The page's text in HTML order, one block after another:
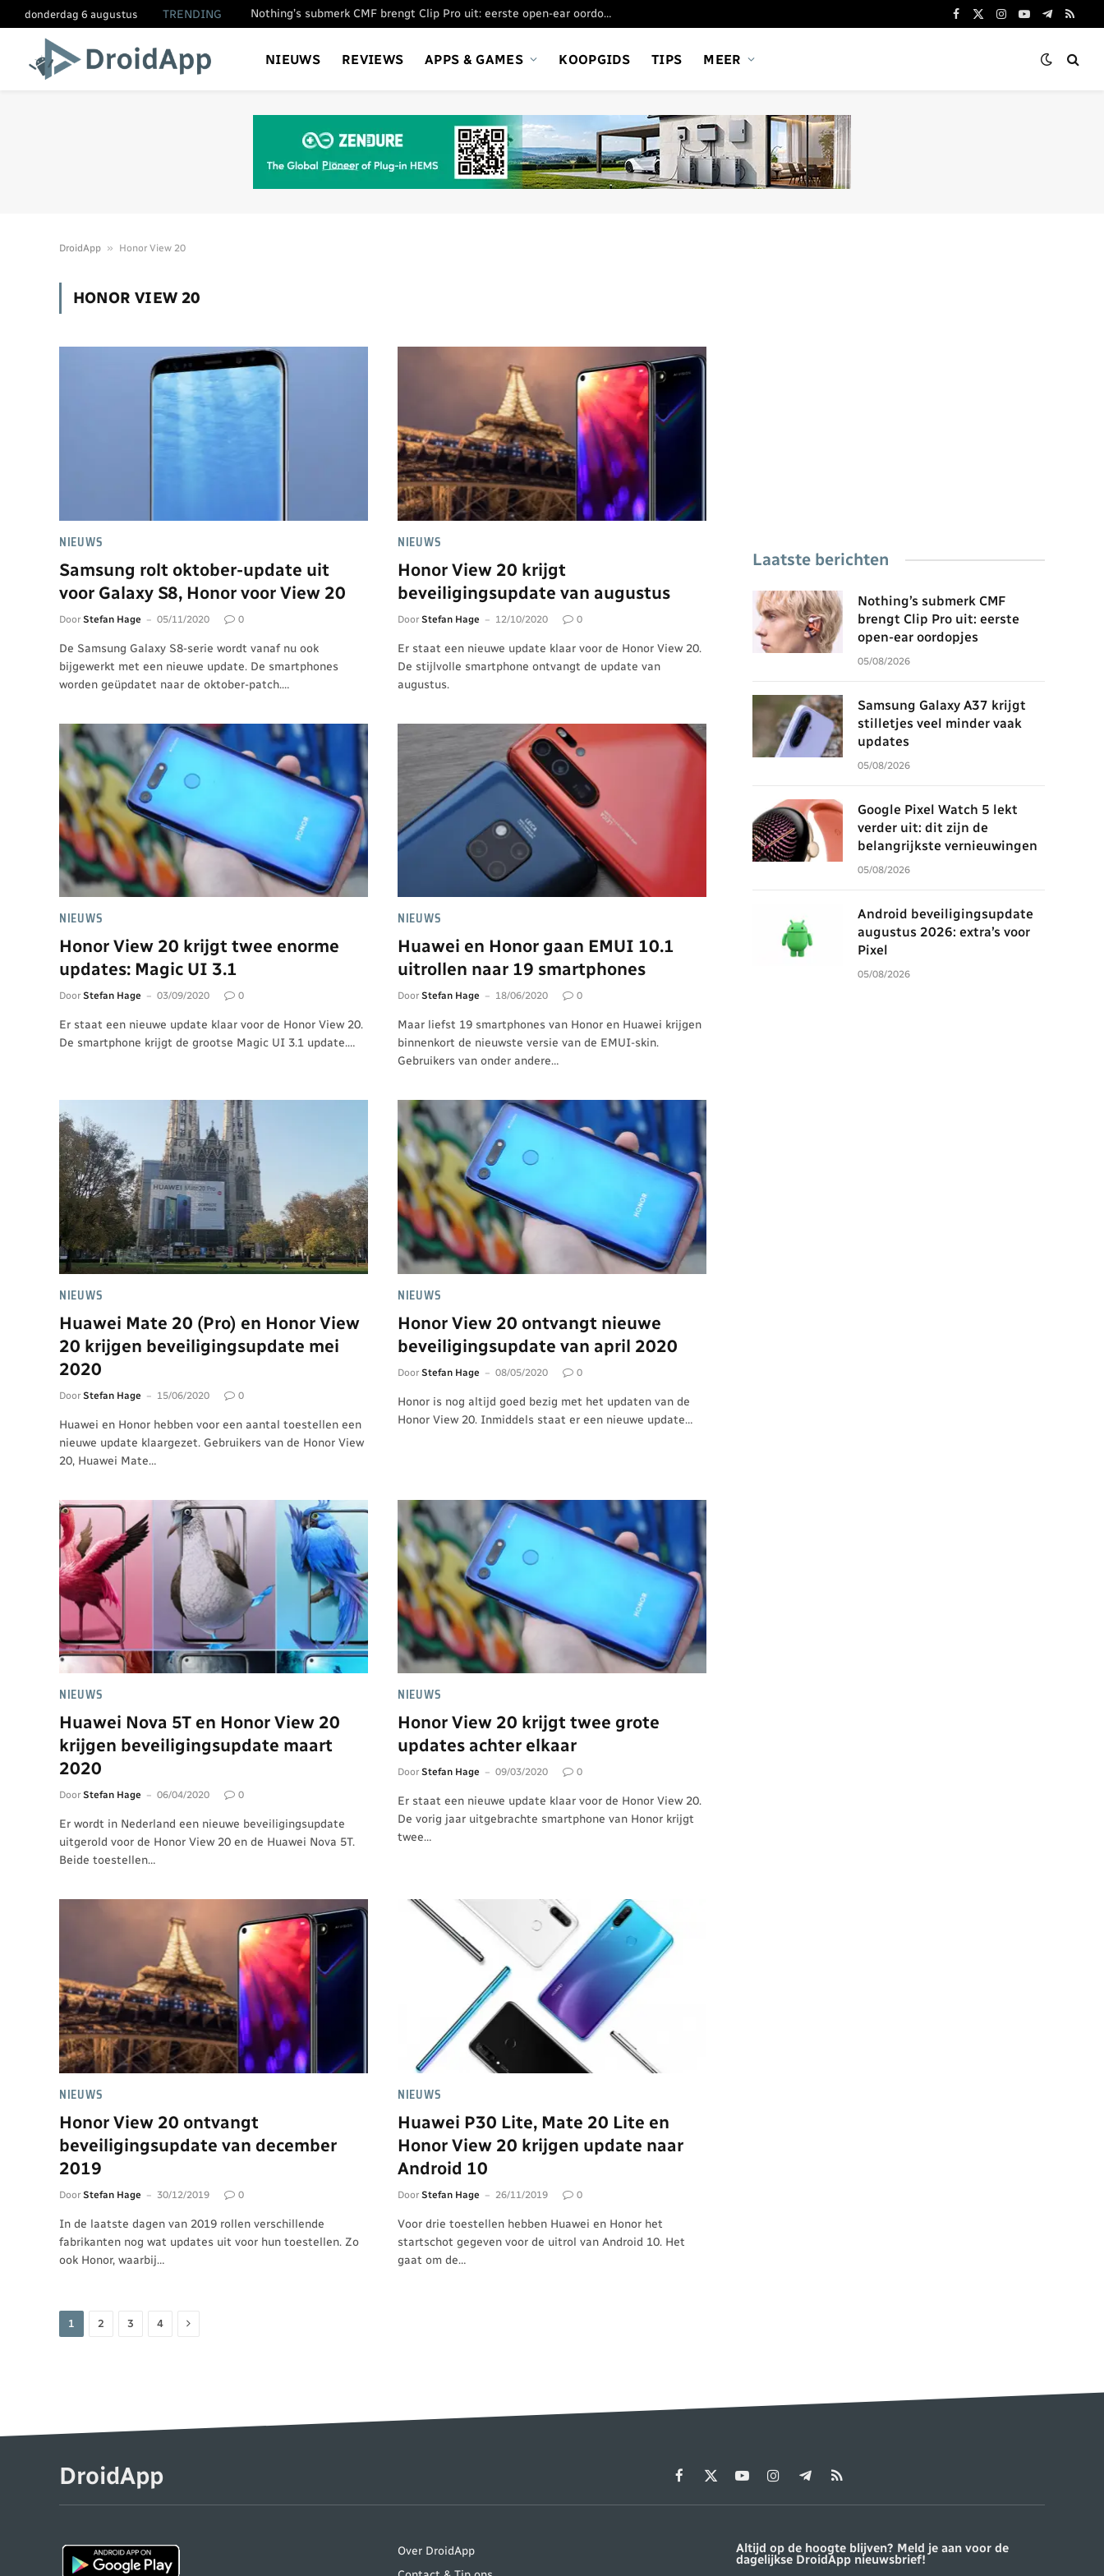
donderdag 6 augustus TRENDING Nothing’s submerk CMF brengt Clip Pro uit: eerste open-ear oordopjes
Facebook
X
Instagram
YouTube
Telegram
RSS
NIEUWS REVIEWS APPS & GAMES KOOPGIDS TIPS MEER
DroidApp » Honor View 20
HONOR VIEW 20
NIEUWS
Samsung rolt oktober-update uit
voor Galaxy S8, Honor voor View 20
Door Stefan Hage 05/11/2020 0
De Samsung Galaxy S8-serie wordt vanaf nu ook
bijgewerkt met een nieuwe update. De smartphones
worden geüpdatet naar de oktober-patch.…
NIEUWS
Honor View 20 krijgt
beveiligingsupdate van augustus
Door Stefan Hage 12/10/2020 0
Er staat een nieuwe update klaar voor de Honor View 20.
De stijlvolle smartphone ontvangt de update van
augustus.
NIEUWS
Honor View 20 krijgt twee enorme
updates: Magic UI 3.1
Door Stefan Hage 03/09/2020 0
Er staat een nieuwe update klaar voor de Honor View 20.
De smartphone krijgt de grootse Magic UI 3.1 update.…
NIEUWS
Huawei en Honor gaan EMUI 10.1
uitrollen naar 19 smartphones
Door Stefan Hage 18/06/2020 0
Maar liefst 19 smartphones van Honor en Huawei krijgen
binnenkort de nieuwste versie van de EMUI-skin.
Gebruikers van onder andere…
NIEUWS
Huawei Mate 20 (Pro) en Honor View
20 krijgen beveiligingsupdate mei
2020
Door Stefan Hage 15/06/2020 0
Huawei en Honor hebben voor een aantal toestellen een
nieuwe update klaargezet. Gebruikers van de Honor View
20, Huawei Mate…
NIEUWS
Honor View 20 ontvangt nieuwe
beveiligingsupdate van april 2020
Door Stefan Hage 08/05/2020 0
Honor is nog altijd goed bezig met het updaten van de
Honor View 20. Inmiddels staat er een nieuwe update…
NIEUWS
Huawei Nova 5T en Honor View 20
krijgen beveiligingsupdate maart
2020
Door Stefan Hage 06/04/2020 0
Er wordt in Nederland een nieuwe beveiligingsupdate
uitgerold voor de Honor View 20 en de Huawei Nova 5T.
Beide toestellen…
NIEUWS
Honor View 20 krijgt twee grote
updates achter elkaar
Door Stefan Hage 09/03/2020 0
Er staat een nieuwe update klaar voor de Honor View 20.
De vorig jaar uitgebrachte smartphone van Honor krijgt
twee…
NIEUWS
Honor View 20 ontvangt
beveiligingsupdate van december
2019
Door Stefan Hage 30/12/2019 0
In de laatste dagen van 2019 rollen verschillende
fabrikanten nog wat updates uit voor hun toestellen. Zo
ook Honor, waarbij…
NIEUWS
Huawei P30 Lite, Mate 20 Lite en
Honor View 20 krijgen update naar
Android 10
Door Stefan Hage 26/11/2019 0
Voor drie toestellen hebben Huawei en Honor het
startschot gegeven voor de uitrol van Android 10. Het
gaat om de…
1 2 3 4 Volgende
Laatste berichten
Nothing’s submerk CMF
brengt Clip Pro uit: eerste
open-ear oordopjes
05/08/2026
Samsung Galaxy A37 krijgt
stilletjes veel minder vaak
updates
05/08/2026
Google Pixel Watch 5 lekt
verder uit: dit zijn de
belangrijkste vernieuwingen
05/08/2026
Android beveiligingsupdate
augustus 2026: extra’s voor
Pixel
05/08/2026
DroidApp Facebook
X
YouTubeInstagramTelegram
RSS
Over DroidApp
Altijd op de hoogte blijven? Meld je aan voor de
dagelijkse DroidApp nieuwsbrief!